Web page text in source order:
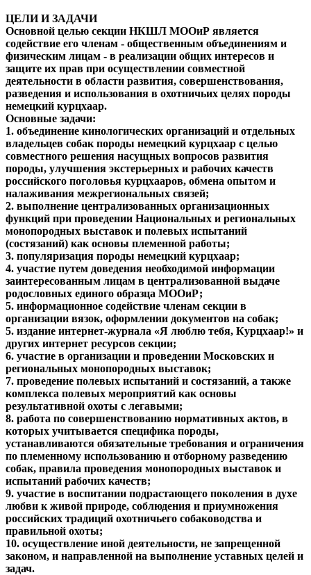
ЦЕЛИ И ЗАДАЧИ
Основной целью секции НКШЛ МООиР является
содействие его членам - общественным объединениям и
физическим лицам - в реализации общих интересов и
защите их прав при осуществлении совместной
деятельности в области развития, совершенствования,
разведения и использования в охотничьих целях породы
немецкий курцхаар.
Основные задачи:
1. объединение кинологических организаций и отдельных
владельцев собак породы немецкий курцхаар с целью
совместного решения насущных вопросов развития
породы, улучшения экстерьерных и рабочих качеств
российского поголовья курцхааров, обмена опытом и
налаживания межрегиональных связей;
2. выполнение централизованных организационных
функций при проведении Национальных и региональных
монопородных выставок и полевых испытаний
(состязаний) как основы племенной работы;
3. популяризация породы немецкий курцхаар;
4. участие путем доведения необходимой информации
заинтересованным лицам в централизованной выдаче
родословных единого образца МООиР;
5. информационное содействие членам секции в
организации вязок, оформлении документов на собак;
5. издание интернет-журнала «Я люблю тебя, Курцхаар!» и
других интернет ресурсов секции;
6. участие в организации и проведении Московских и
региональных монопородных выставок;
7. проведение полевых испытаний и состязаний, а также
комплекса полевых мероприятий как основы
результативной охоты с легавыми;
8. работа по совершенствованию нормативных актов, в
которых учитывается специфика породы,
устанавливаются обязательные требования и ограничения
по племенному использованию и отборному разведению
собак, правила проведения монопородных выставок и
испытаний рабочих качеств;
9. участие в воспитании подрастающего поколения в духе
любви к живой природе, соблюдения и приумножения
российских традиций охотничьего собаководства и
правильной охоты;
10. осуществление иной деятельности, не запрещенной
законом, и направленной на выполнение уставных целей и
задач.